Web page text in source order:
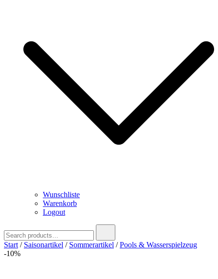
Wunschliste
Warenkorb
Logout
for:
Start / Saisonartikel / Sommerartikel /Pools & Wasserspielzeug
-10%